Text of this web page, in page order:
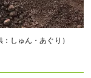
しゅん・あぐり）